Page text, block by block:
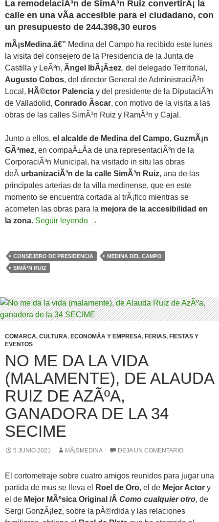
La remodelaciÃ³n de SimÃ³n Ruiz convertirÃ¡ la
calle en una vÃ­a accesible para el ciudadano, con
un presupuesto de 244.398,30 euros
mÃ¡sMedina.â€” Medina del Campo ha recibido este lunes
la visita del consejero de la Presidencia de la Junta de
Castilla y LeÃ³n, Ãngel IbÃ¡Ã±ez, del delegado Territorial,
Augusto Cobos, del director General de AdministraciÃ³n
Local, HÃ©ctor Palencia y del presidente de la DiputaciÃ³n
de Valladolid, Conrado Ãscar, con motivo de la visita a las
obras de las calles SimÃ³n Ruiz y RamÃ³n y Cajal.
Junto a ellos, el alcalde de Medina del Campo, GuzmÃ¡n
GÃ³mez, en compaÃ±Ã­a de una representaciÃ³n de la
CorporaciÃ³n Municipal, ha visitado in situ las obras
deÂ urbanizaciÃ³n de la calle SimÃ³n Ruiz, una de las
principales arterias de la villa medinense, que en este
momento se encuentra cortada al trÃ¡fico mientras se
acometen las obras para la mejora de la accesibilidad en
la zona. Seguir leyendo IbÃ¡Ã±ez visita las obras de
→
CONSEJERO DE PRESIDENCIA
MEDINA DEL CAMPO
SIMÃ³N RUIZ
COMARCA, CULTURA, ECONOMÃ­A Y EMPRESA, FERIAS, FIESTAS Y
EVENTOS
NO ME DA LA VIDA
(MALAMENTE), DE ALAUDA
RUIZ DE AZÃºA,
GANADORA DE LA 34
SECIME
5 JUNIO 2021 MÃ¡SMEDINA DEJA UN COMENTARIO
El cortometraje sobre cuatro amigos reunidos para jugar una
partida de mus se lleva el
Roel de Oro, el de Mejor Actor y
el de Mejor MÃºsica Original /Â Como cualquier otro, de
Sergi GonzÃ¡lez, sobre la pÃ©rdida y las relaciones